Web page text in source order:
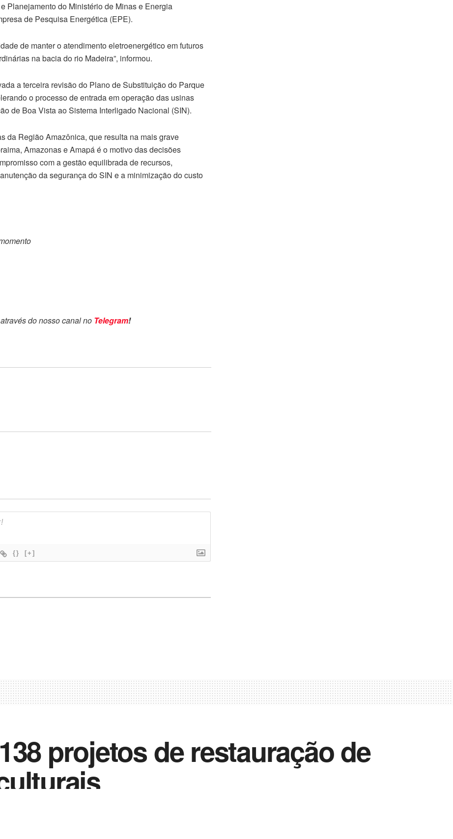
Planejamento do Ministério de Minas e Energia
de Pesquisa Energética (EPE).
de manter o atendimento eletroenergético em futuros
na bacia do rio Madeira”, informou.
a terceira revisão do Plano de Substituição do Parque
o processo de entrada em operação das usinas
de Boa Vista ao Sistema Interligado Nacional (SIN).
da Região Amazônica, que resulta na mais grave
Amazonas e Amapá é o motivo das decisões
com a gestão equilibrada de recursos,
da segurança do SIN e a minimização do custo
do nosso canal no Telegram!
{} [+]
projetos de restauração de